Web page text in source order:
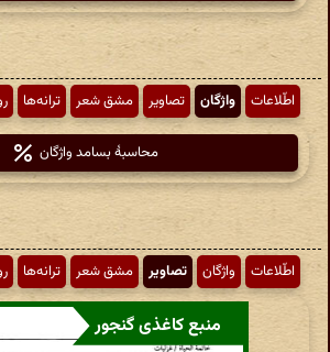
اطّلاعات واژگان تصاویر مشق شعر ترانه‌ها
محاسبهٔ بسامد واژگان
اطّلاعات واژگان تصاویر مشق شعر ترانه‌ها
منبع کاغذی گنجور